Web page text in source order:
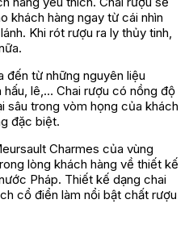
khách hàng ngay từ cái nhìn
Khi rót rượu ra ly thủy tinh,
đến từ những nguyên liệu
lê,… Chai rượu có nồng độ
sâu trong vòm họng của khách
đặc biệt.
Charmes của vùng
lòng khách hàng về thiết kế
Pháp. Thiết kế dạng chai
cổ điển làm nổi bật chất rượu